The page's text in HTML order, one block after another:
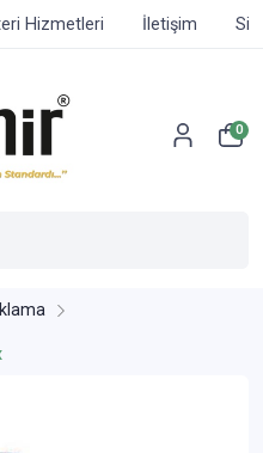
Hizmetleri İletişim
0